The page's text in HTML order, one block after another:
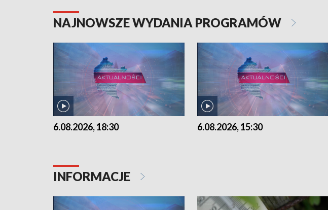
NAJNOWSZE WYDANIA PROGRAMÓW
6.08.2026, 18:30 6.08.2026, 15:30
INFORMACJE